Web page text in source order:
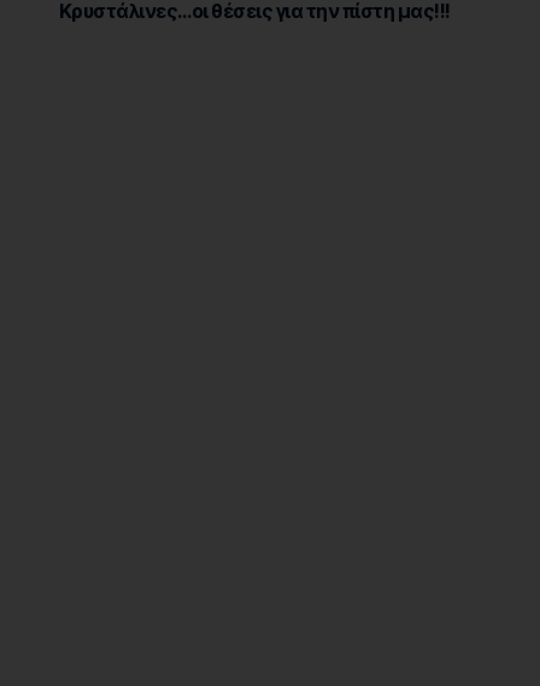
Κρυστάλινες…οι θέσεις για την πίστη μας!!!